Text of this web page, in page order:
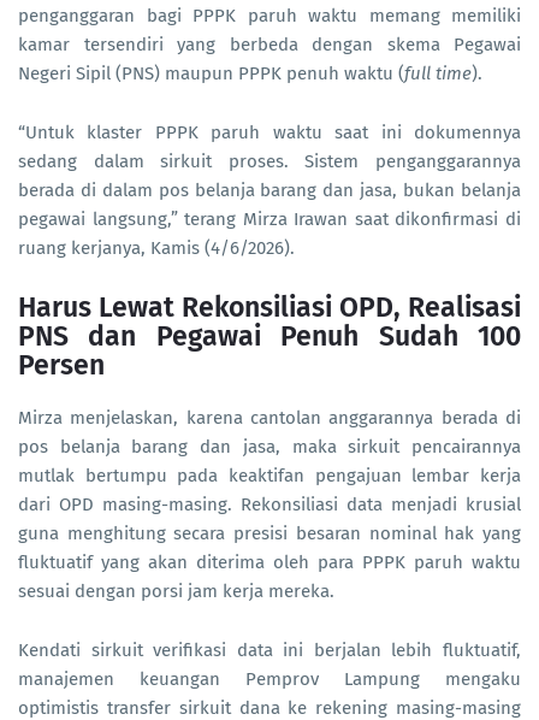
penganggaran bagi PPPK paruh waktu memang memiliki
kamar tersendiri yang berbeda dengan skema Pegawai
Negeri Sipil (PNS) maupun PPPK penuh waktu (full time).
“Untuk klaster PPPK paruh waktu saat ini dokumennya
sedang dalam sirkuit proses. Sistem penganggarannya
berada di dalam pos belanja barang dan jasa, bukan belanja
pegawai langsung,” terang Mirza Irawan saat dikonfirmasi di
ruang kerjanya, Kamis (4/6/2026).
Harus Lewat Rekonsiliasi OPD, Realisasi
PNS dan Pegawai Penuh Sudah 100
Persen
Mirza menjelaskan, karena cantolan anggarannya berada di
pos belanja barang dan jasa, maka sirkuit pencairannya
mutlak bertumpu pada keaktifan pengajuan lembar kerja
dari OPD masing-masing. Rekonsiliasi data menjadi krusial
guna menghitung secara presisi besaran nominal hak yang
fluktuatif yang akan diterima oleh para PPPK paruh waktu
sesuai dengan porsi jam kerja mereka.
Kendati sirkuit verifikasi data ini berjalan lebih fluktuatif,
manajemen keuangan Pemprov Lampung mengaku
optimistis transfer sirkuit dana ke rekening masing-masing